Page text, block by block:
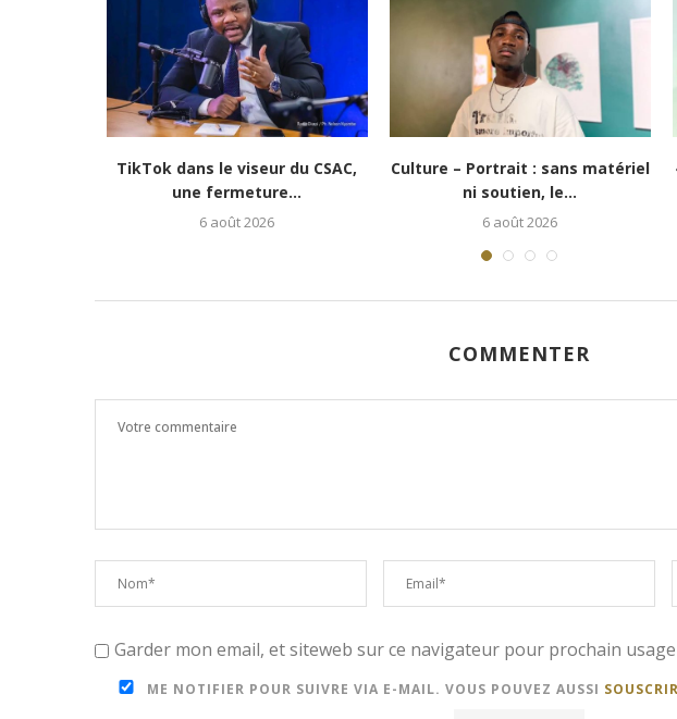
Culture-Portrait : Cena Toth, un
jeune rappeur déterminé...
5 août 2026
Lubumbashi : Kongo 26Street
redonne espoir aux enfants...
5 août 2026
COMMENTER
Garder mon email, et siteweb sur ce navigateur pour prochain usage
ME NOTIFIER POUR SUIVRE VIA E-MAIL. VOUS POUVEZ AUSSI